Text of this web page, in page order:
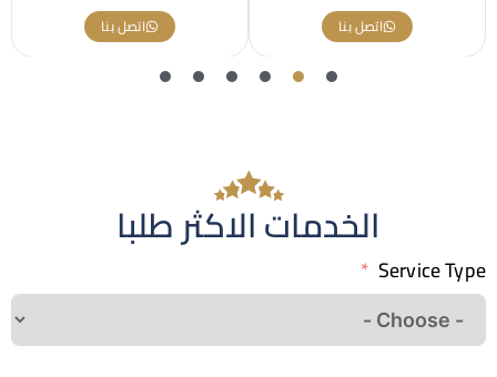
اتصل بنا اتصل بنا
الخدمات الاكثر طلبا